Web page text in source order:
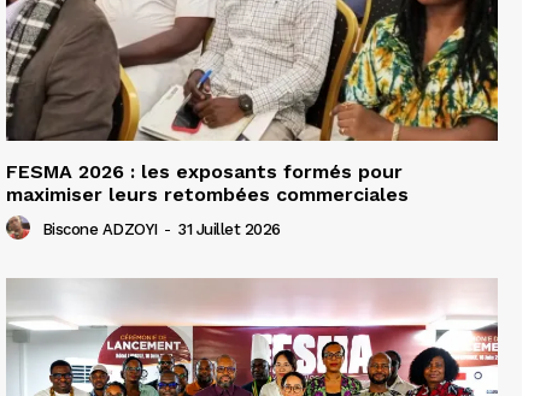
FESMA 2026 : les exposants formés pour
maximiser leurs retombées commerciales
Biscone ADZOYI - 31 Juillet 2026